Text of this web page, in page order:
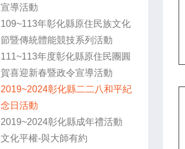
宣導活動
109~113年彰化縣原住民族文化
節暨傳統體能競技系列活動
111~113年度彰化縣原住民團圓
賀喜迎新春暨政令宣導活動
2019~2024彰化縣二二八和平紀
念日活動
2019~2024彰化縣成年禮活動
文化平權-與大師有約